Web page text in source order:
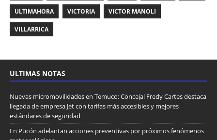
ULTIMAHORA VICTORIA VICTOR MANOLI
VILLARRICA
ULTIMAS NOTAS
Nuevas micromovilidades en Temuco: Concejal Fredy Cartes destaca
llegada de empresa Jet con tarifas más accesibles y mejores
estándares de seguridad
En Pucón adelantan acciones preventivas por próximos fenómenos